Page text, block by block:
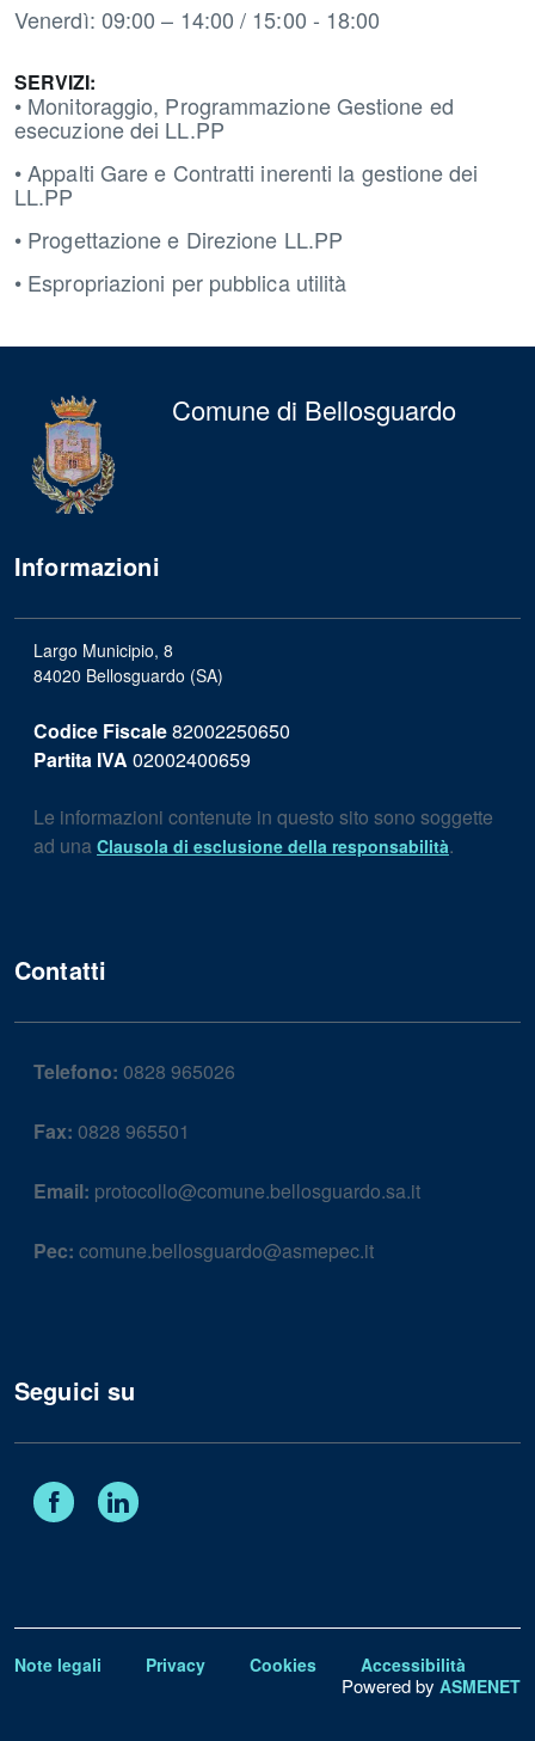
Venerdì: 09:00 – 14:00 / 15:00 - 18:00
SERVIZI:
• Monitoraggio, Programmazione Gestione ed
esecuzione dei LL.PP
• Appalti Gare e Contratti inerenti la gestione dei
LL.PP
• Progettazione e Direzione LL.PP
• Espropriazioni per pubblica utilità
Comune di Bellosguardo
Informazioni
Largo Municipio, 8
84020 Bellosguardo (SA)
Codice Fiscale82002250650
Partita IVA 02002400659
Le informazioni contenute in questo sito sono soggette
ad una Clausola di esclusione della responsabilità.
Contatti
Telefono: 0828 965026
Fax: 0828 965501
Email: protocollo@comune.bellosguardo.sa.it
Pec: comune.bellosguardo@asmepec.it
Seguici su
Facebook
Note legali Privacy Cookies Accessibilità
Powered by ASMENET